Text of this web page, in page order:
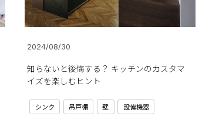
2024/08/30
知らないと後悔する？ キッチンのカスタマ
イズを楽しむヒント
シンク 吊戸棚 壁 設備機器